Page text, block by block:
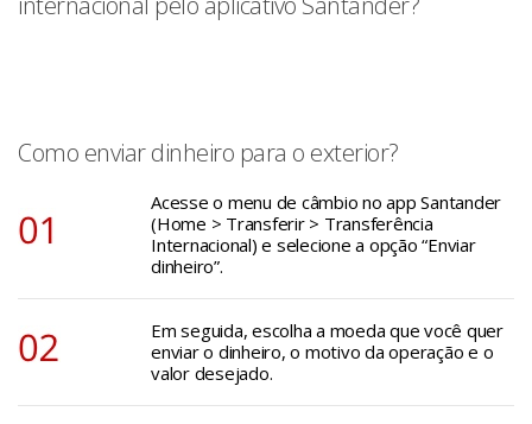
Como enviar dinheiro para o exterior?
Acesse o menu de câmbio no app Santander
(Home > Transferir > Transferência
Internacional) e selecione a opção “Enviar
dinheiro”.
Em seguida, escolha a moeda que você quer
enviar o dinheiro, o motivo da operação e o
valor desejado.